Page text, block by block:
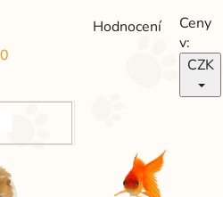
Hodnocení
Ceny
v:
CZK